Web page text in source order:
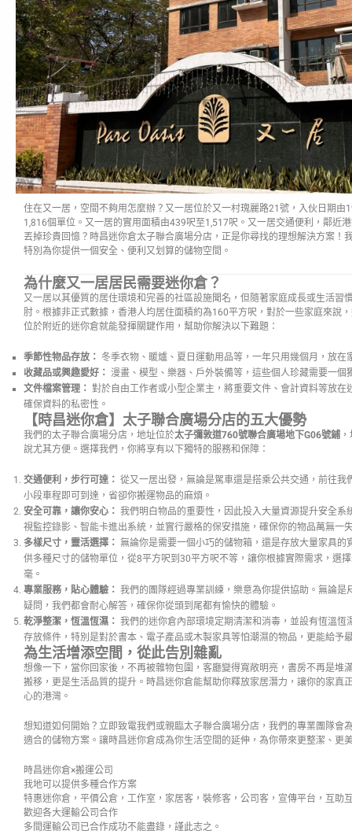
住在又一居，空間不夠用怎麼辦？又一居位於又一村瑰麗路21號，入伙日期由
1,816個單位。又一居的實用面積由439呎至1,517呎。又一居交通便利，鄰近
丟掉珍貴回憶？時昌迷你倉太子聯合廣場分店，正是你尋找的理想解決方案！
特別為你提供一個安全、便利又划算的儲物空間。
為什麼又一居居民需要迷你倉？
又一居以其優質的居住環境和完善的社區設施聞名，但隨著家庭成長或生活習
肘。根據非正式數據，香港人均居住面積約為160平方呎，對於一些家庭來說
位於附近的迷你倉就能發揮關鍵作用，幫助你解決以下難題：
季節性物品存放： 冬季衣物、暖爐、夏日運動用品等，一年只用幾個月，放在
收藏品或興趣愛好： 漫畫、模型、樂器、戶外裝備等，這些個人珍藏需要一個
文件檔案管理： 對於自由工作者或小型企業主，將重要文件、會計資料等放在
確保資料的私密性。
【時昌迷你倉】太子聯合廣場分店的五大優勢
我們的太子聯合廣場分店，地址位於太子彌敦道760號聯合廣場地下G06號鋪
說尤其方便。選擇我們，你將享有以下獨特的服務和保障：
交通便利，步行可達： 從又一居出發，無論是駕車還是搭乘公共交通，前往我
小段車程即可到達，省卻你搬運物品的麻煩。
安全可靠，讓你安心： 我們明白物品的重要性，因此投入大量資源提升安全系
視監控錄影、智能卡進出系統，並實行嚴格的保安措施，確保你的物品萬無一
多樣尺寸，靈活選擇： 無論你是需要一個小巧的儲物箱，還是存放大量家具的
供多種尺寸的儲物單位，從8平方呎到30平方呎不等，讓你根據實際需求，選
毫。
專業服務，貼心體驗： 我們的團隊經過專業訓練，樂意為你提供協助。無論是
疑問，我們都會耐心解答，確保你從頭到尾都有愉快的體驗。
乾淨整潔，恆溫恆濕： 我們的迷你倉內部環境定期清潔和消毒，並設有恆溫恆
存放條件，特別是對於書本、電子產品或木製家具等怕潮濕的物品，更能給予
為生活增添空間，從此告別雜亂
想像一下，當你回家後，不再被雜物包圍，客廳變得寬敞明亮，書房不再是堆
搬移，更是生活品質的提升。時昌迷你倉能幫助你釋放家居潛力，讓你的家真
心的港灣。
想知道如何開始？立即致電我們或親臨太子聯合廣場分店，我們的專業團隊會
適合的儲物方案。讓時昌迷你倉成為你生活空間的延伸，為你帶來更整潔、更
時昌迷你倉×搬運公司
我地可以提供多種合作方案
特惠迷你倉，平價公倉，工作室，家居客，裝修客，公司客，宣傳平台，互助
歡迎各大運輸公司合作
多間運輸公司已合作成功不能盡錄，謹此志之。